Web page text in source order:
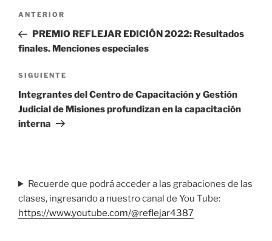
Navegación
entradas
Entrada
anterior
ANTERIOR
PREMIO REFLEJAR EDICIÓN 2022: Resultados
finales. Menciones especiales
Siguiente
entrada
SIGUIENTE
Integrantes del Centro de Capacitación y Gestión
Judicial de Misiones profundizan en la capacitación
interna
Recuerde que podrá acceder a las grabaciones de las
clases, ingresando a nuestro canal de You Tube:
https://www.youtube.com/@reflejar4387